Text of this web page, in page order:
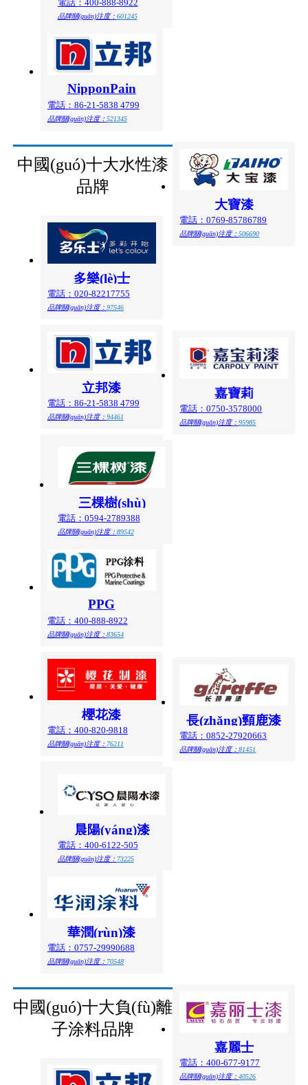
電話：400-888-8922
品牌關(guān)注度： 601245
NipponPain
電話：86-21-5838 4799
品牌關(guān)注度： 521345
大寶漆
電話：0769-85786789
品牌關(guān)注度：506690
中國(guó)十大水性漆
品牌
多樂(lè)士
電話：020-82217755
品牌關(guān)注度： 97546
嘉寶莉
電話：0750-3578000
品牌關(guān)注度：95985
立邦漆
電話：86-21-5838 4799
品牌關(guān)注度： 94461
三棵樹(shù)
電話：0594-2789388
品牌關(guān)注度： 89542
PPG
電話：400-888-8922
品牌關(guān)注度： 83654
長(zhǎng)頸鹿漆
電話：0852-27920663
品牌關(guān)注度：81451
櫻花漆
電話：400-820-9818
品牌關(guān)注度： 76211
晨陽(yáng)漆
電話：400-6122-505
品牌關(guān)注度： 73225
華潤(rùn)漆
電話：0757-29990688
品牌關(guān)注度： 70548
嘉麗士
電話：400-677-9177
品牌關(guān)注度：40526
中國(guó)十大負(fù)離
子涂料品牌